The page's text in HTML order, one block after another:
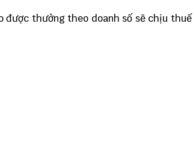
thưởng theo doanh số sẽ chịu thuế